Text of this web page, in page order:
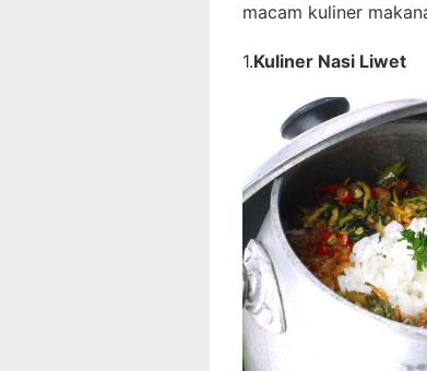
macam kuliner
1.Kuliner Nasi Liwet